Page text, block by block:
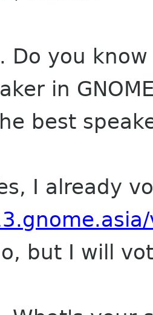
Do you
in
best
I already
but I will